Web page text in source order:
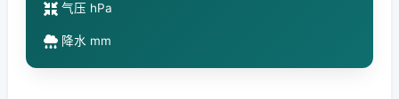
气压 hPa
降水 mm